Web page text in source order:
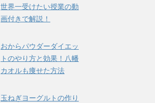
世界一受けたい授業の動
画付きで解説！
おからパウダーダイエッ
トのやり方と効果！八幡
カオルも痩せた方法
玉ねぎヨーグルトの作り